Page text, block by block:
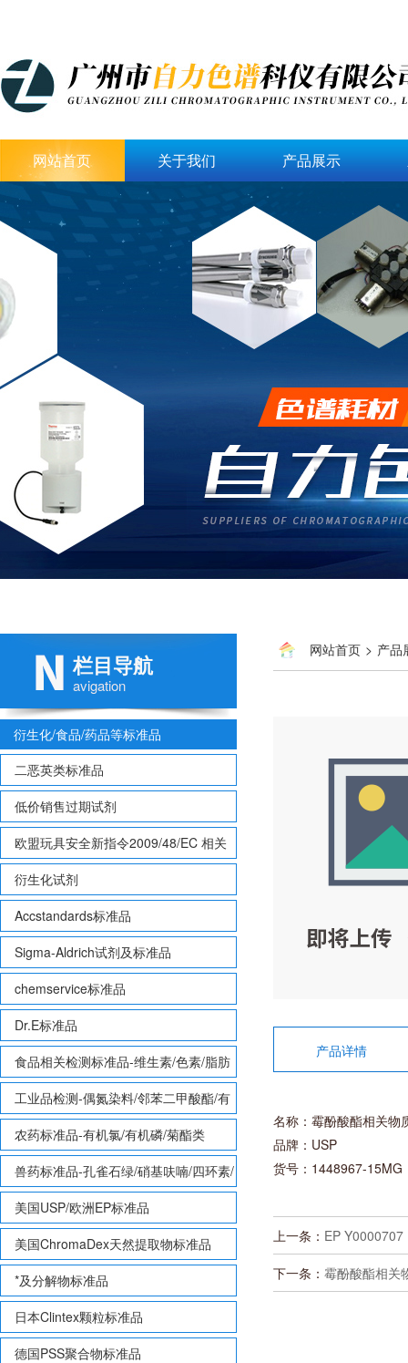
网站首页 关于我们 产品展示
栏目导航
avigation
衍生化/食品/药品等标准品
二恶英类标准品
低价销售过期试剂
欧盟玩具安全新指令2009/48/EC 相关
致敏性香味剂标准品
衍生化试剂
Accstandards标准品
Sigma-Aldrich试剂及标准品
chemservice标准品
Dr.E标准品
食品相关检测标准品-维生素/色素/脂肪
酸甲酯等
工业品检测-偶氮染料/邻苯二甲酸酯/有
机锡/多溴联苯/多溴联苯醚/多氯联苯
农药标准品-有机氯/有机磷/菊酯类
兽药标准品-孔雀石绿/硝基呋喃/四环素/
磺胺等
美国USP/欧洲EP标准品
美国ChromaDex天然提取物标准品
*及分解物标准品
日本Clintex颗粒标准品
德国PSS聚合物标准品
网站首页 > 产品
产品详情
名称：霉酚酸酯相关物
品牌：USP
货号：1448967-15MG
上一条： EP Y0000707
下一条： 霉酚酸酯相关